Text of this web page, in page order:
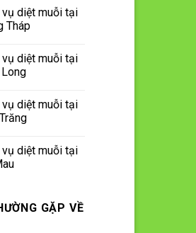
vụ diệt muỗi tại
Tháp
vụ diệt muỗi tại
vụ diệt muỗi tại
vụ diệt muỗi tại
GẶP VỀ